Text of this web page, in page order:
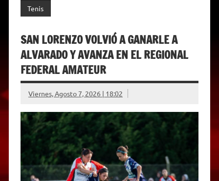
Tenis
SAN LORENZO VOLVIÓ A GANARLE A
ALVARADO Y AVANZA EN EL REGIONAL
FEDERAL AMATEUR
Viernes, Agosto 7, 2026 | 18:02